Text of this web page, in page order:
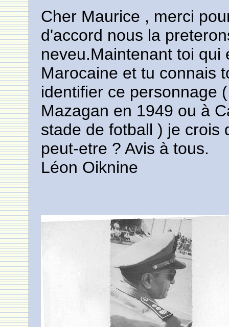
Cher Maurice , merci
d'accord nous la
neveu.Maintenant toi qui
Marocaine et tu connais
identifier ce personnage
Mazagan en 1949 ou à
stade de fotball ) je crois
peut-etre ? Avis à tous.
Léon Oiknine